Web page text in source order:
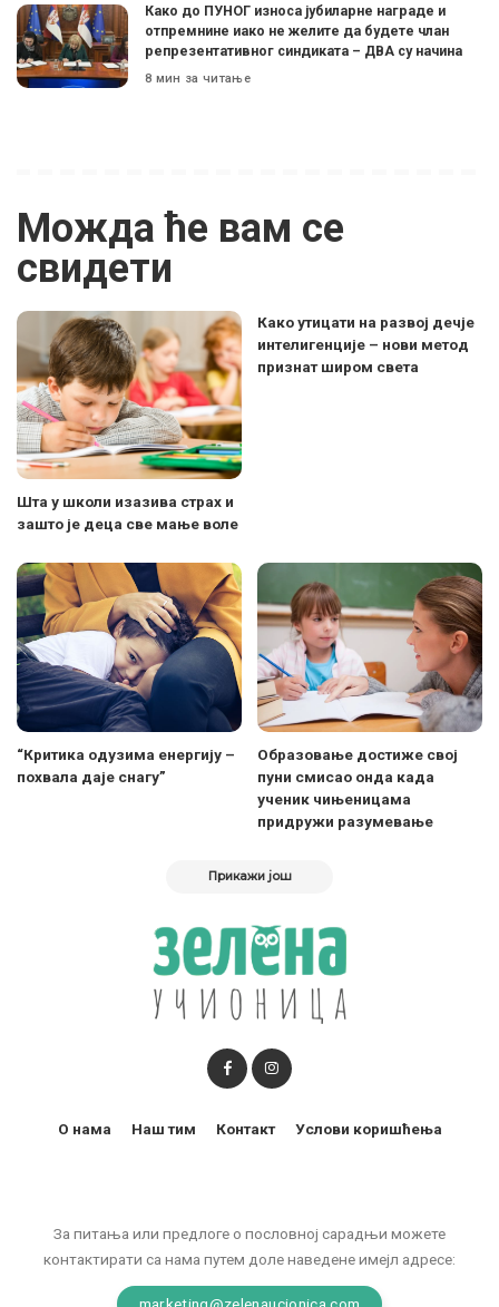
Како до ПУНОГ износа јубиларне награде и
отпремнине иако не желите да будете члан
репрезентативног синдиката – ДВА су начина
8 мин за читање
Можда ће вам се
свидети
Шта у школи изазива страх и
зашто је деца све мање воле
Како утицати на развој дечје
интелигенције – нови метод
признат широм света
“Критика одузима енергију –
похвала даје снагу”
Образовање достиже свој
пуни смисао онда када
ученик чињеницама
придружи разумевање
Прикажи још
За питања или предлоге о пословној сарадњи можете
контактирати са нама путем доле наведене имејл адресе:
О нама Наш тим Контакт Услови коришћења